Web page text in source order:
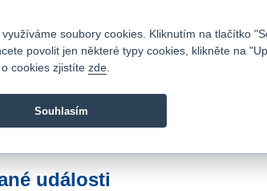
Fio banka je moderní česká banka. Poskytuje účty
události
soubory cookies. Kliknutím na tlačítko
povolit jen některé typy cookies, klikněte na
cookies zjistíte zde
Souhlasím